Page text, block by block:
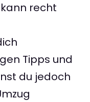
kann recht
Tipps und
du jedoch